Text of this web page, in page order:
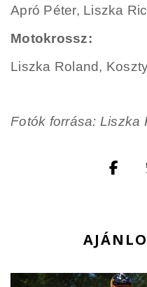
Apró Péter, Liszka
Motokrossz:
Liszka Roland,
Fotók forrása: Liszka